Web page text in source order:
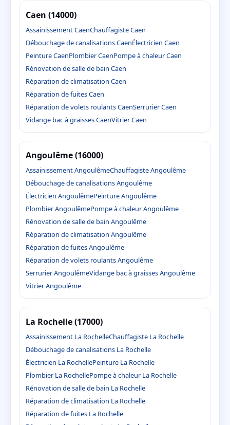
Caen (14000)
Assainissement CaenChauffagiste Caen
Débouchage de canalisations CaenÉlectricien Caen
Peinture CaenPlombier CaenPompe à chaleur Caen
Rénovation de salle de bain Caen
Réparation de climatisation Caen
Réparation de fuites Caen
Réparation de volets roulants CaenSerrurier Caen
Vidange bac à graisses CaenVitrier Caen
Angoulême (16000)
Assainissement AngoulêmeChauffagiste Angoulême
Débouchage de canalisations Angoulême
Électricien AngoulêmePeinture Angoulême
Plombier AngoulêmePompe à chaleur Angoulême
Rénovation de salle de bain Angoulême
Réparation de climatisation Angoulême
Réparation de fuites Angoulême
Réparation de volets roulants Angoulême
Serrurier AngoulêmeVidange bac à graisses Angoulême
Vitrier Angoulême
La Rochelle (17000)
Assainissement La RochelleChauffagiste La Rochelle
Débouchage de canalisations La Rochelle
Électricien La RochellePeinture La Rochelle
Plombier La RochellePompe à chaleur La Rochelle
Rénovation de salle de bain La Rochelle
Réparation de climatisation La Rochelle
Réparation de fuites La Rochelle